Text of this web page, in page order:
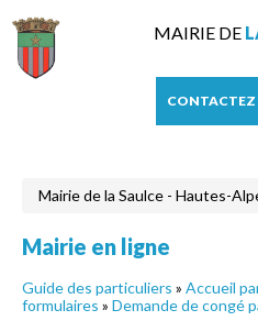
MAIRIE DE
CONTACTEZ
Mairie de la Saulce - Hautes-
Mairie en ligne
Guide des particuliers » Accueil
formulaires » Demande de congé